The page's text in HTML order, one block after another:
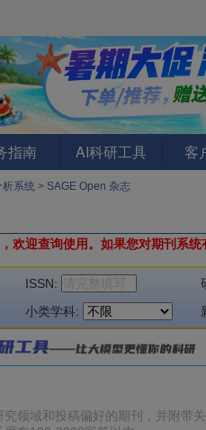
指南 AI科研工具 客
析系统 > SAGE Open 杂志
欢迎查询使用。 如果您对期刊系
ISSN:
小类学科: